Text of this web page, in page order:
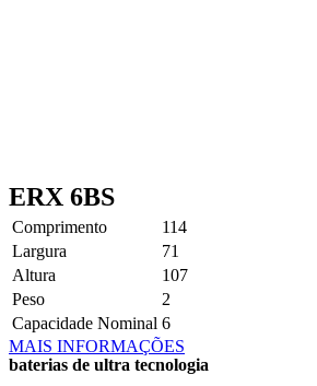
ERX 6BS
Comprimento
114
Largura
71
Altura
107
Peso
2
Capacidade Nominal 6
MAIS INFORMAÇÕES
baterias de ultra tecnologia